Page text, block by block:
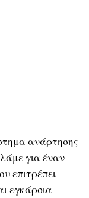
ανάρτησης
για έναν
επιτρέπει
εγκάρσια